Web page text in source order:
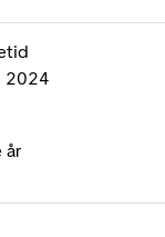
2024
år